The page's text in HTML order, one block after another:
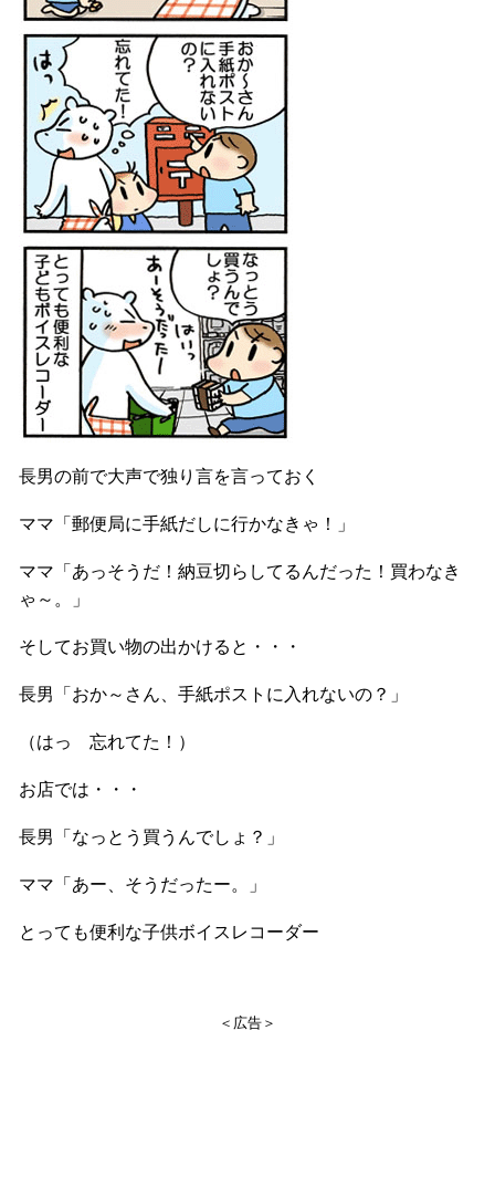
長男の前で大声で独り言を言っておく
ママ「郵便局に手紙だしに行かなきゃ！」
ママ「あっそうだ！納豆切らしてるんだった！買わなき
ゃ～。」
そしてお買い物の出かけると・・・
長男「おか～さん、手紙ポストに入れないの？」
（はっ 忘れてた！）
お店では・・・
長男「なっとう買うんでしょ？」
ママ「あー、そうだったー。」
とっても便利な子供ボイスレコーダー
＜広告＞